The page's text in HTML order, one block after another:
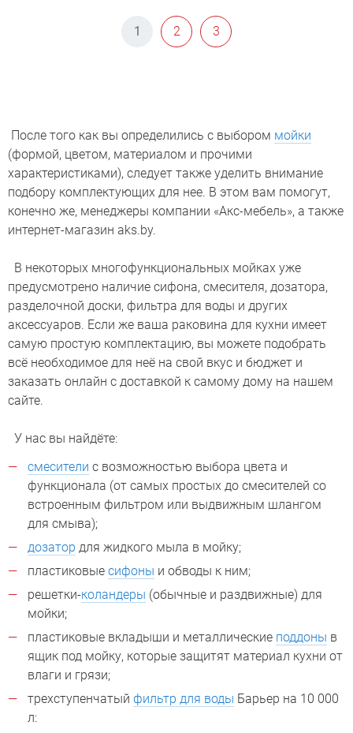
1 2 3
После того как вы определились с выбором мойки
(формой, цветом, материалом и прочими
характеристиками), следует также уделить внимание
подбору комплектующих для нее. В этом вам помогут,
конечно же, менеджеры компании «Акс-мебель», а также
интернет-магазин aks.by.
В некоторых многофункциональных мойках уже
предусмотрено наличие сифона, смесителя, дозатора,
разделочной доски, фильтра для воды и других
аксессуаров. Если же ваша раковина для кухни имеет
самую простую комплектацию, вы можете подобрать
всё необходимое для неё на свой вкус и бюджет и
заказать онлайн с доставкой к самому дому на нашем
сайте.
У нас вы найдёте:
смесители с возможностью выбора цвета и
функционала (от самых простых до смесителей со
встроенным фильтром или выдвижным шлангом
для смыва);
дозатор для жидкого мыла в мойку;
пластиковые сифоны и обводы к ним;
решетки-коландеры (обычные и раздвижные) для
мойки;
пластиковые вкладыши и металлические поддоны в
ящик под мойку, которые защитят материал кухни от
влаги и грязи;
трехступенчатый фильтр для воды Барьер на 10 000
л: